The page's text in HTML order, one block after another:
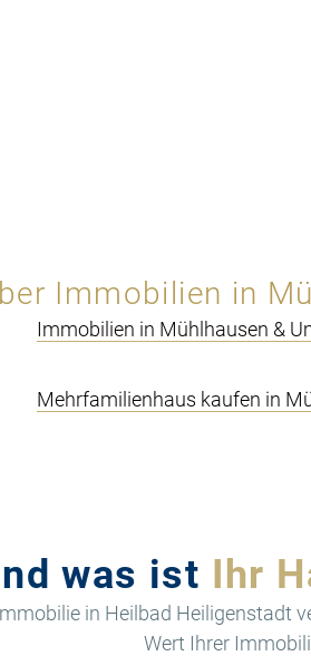
Immobilien in
Immobilien in Mühlhausen &
Mehrfamilienhaus kaufen in
was ist Ihr
in Heilbad Heiligenstadt
Wert Ihrer